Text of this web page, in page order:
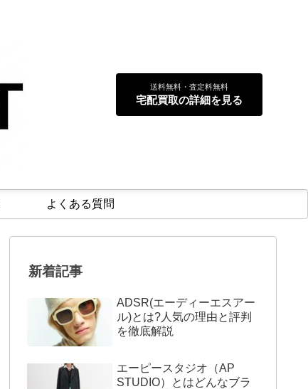
送料無料・査定料無料
宅配買取の詳細を見る
よくある質問
新着記事
ADSR(エーディーエスアー
ル)とは?人気の理由と評判
を徹底解説
エーピースタジオ（AP
STUDIO）とはどんなブラ